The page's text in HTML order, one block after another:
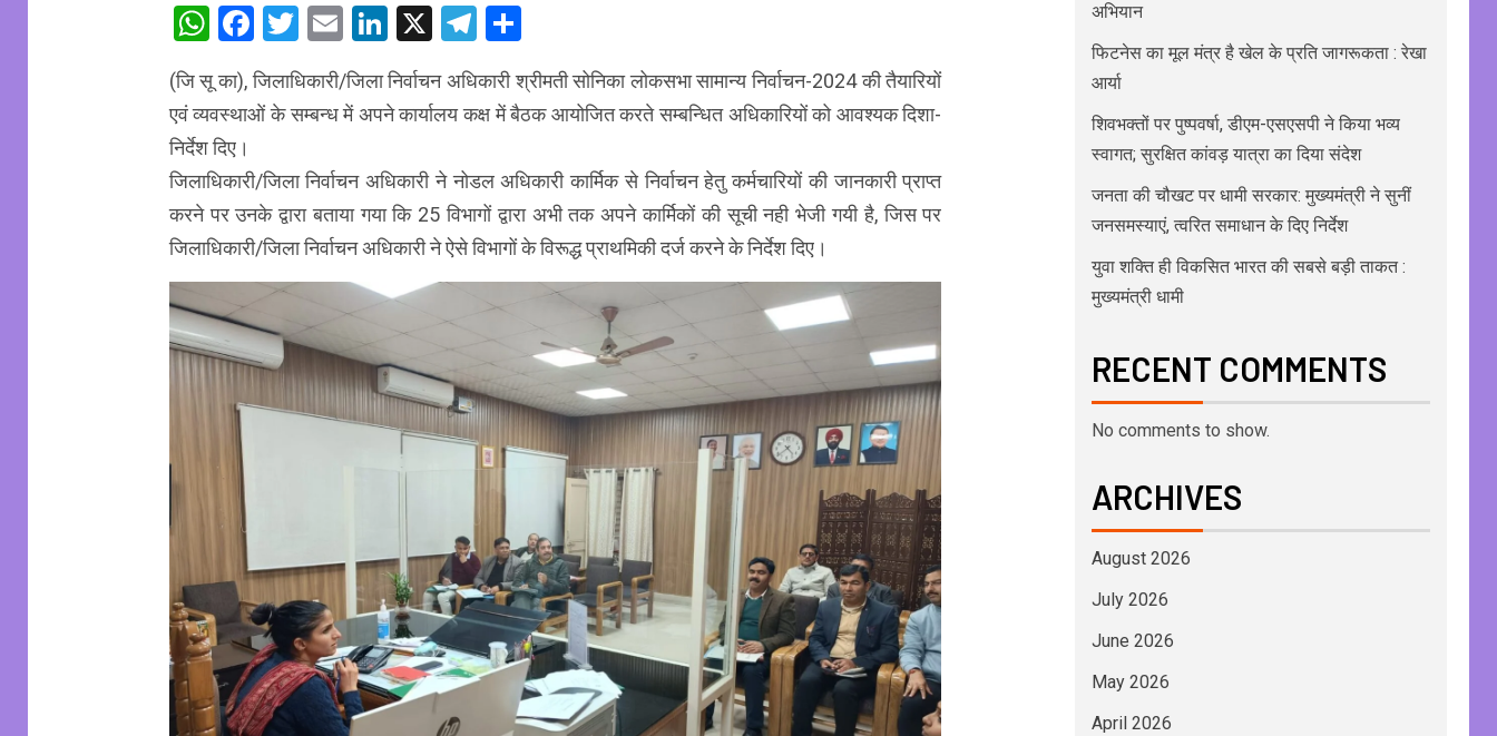
WhatsApp
Facebook
Twitter
EmailLinkedIn
X Telegram
Share
(जि सू का), जिलाधिकारी/जिला निर्वाचन अधिकारी श्रीमती सोनिका लोकसभा सामान्य निर्वाचन-2024 की तैयारियों
एवं व्यवस्थाओं के सम्बन्ध में अपने कार्यालय कक्ष में बैठक आयोजित करते सम्बन्धित अधिकारियों को आवश्यक दिशा-
निर्देश दिए।
जिलाधिकारी/जिला निर्वाचन अधिकारी ने नोडल अधिकारी कार्मिक से निर्वाचन हेतु कर्मचारियों की जानकारी प्राप्त
करने पर उनके द्वारा बताया गया कि 25 विभागों द्वारा अभी तक अपने कार्मिकों की सूची नही भेजी गयी है, जिस पर
जिलाधिकारी/जिला निर्वाचन अधिकारी ने ऐसे विभागों के विरूद्ध प्राथमिकी दर्ज करने के निर्देश दिए।
अभियान
फिटनेस का मूल मंत्र है खेल के प्रति जागरूकता : रेखा
आर्या
शिवभक्तों पर पुष्पवर्षा, डीएम-एसएसपी ने किया भव्य
स्वागत; सुरक्षित कांवड़ यात्रा का दिया संदेश
जनता की चौखट पर धामी सरकार: मुख्यमंत्री ने सुनीं
जनसमस्याएं, त्वरित समाधान के दिए निर्देश
युवा शक्ति ही विकसित भारत की सबसे बड़ी ताकत :
मुख्यमंत्री धामी
RECENT COMMENTS
No comments to show.
ARCHIVES
August 2026
July 2026
June 2026
May 2026
April 2026